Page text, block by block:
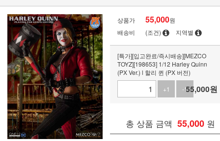
상품가 55,000원
배송비
(조건) 지역별
[특가][입고완료/즉시배송][MEZCO
TOYZ][198653] 1/12 Harley Quinn
(PX Ver.) l 할리 퀸 (PX 버전)
+1
-155,000원
총 상품 금액 55,000 원